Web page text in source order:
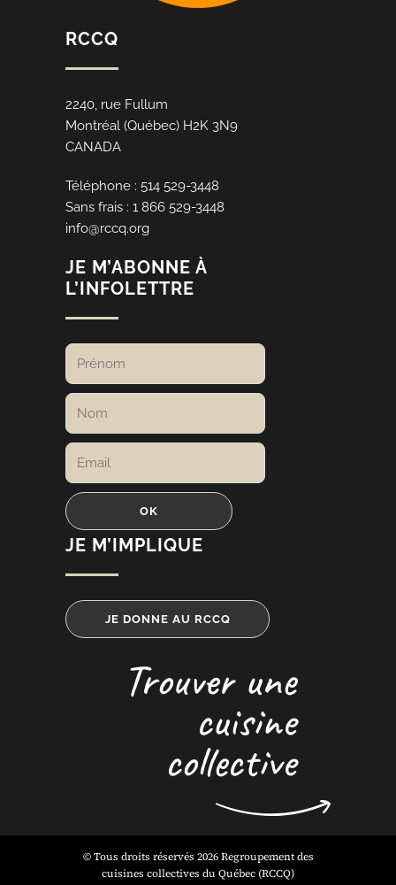
RCCQ
2240, rue Fullum
Montréal (Québec) H2K 3N9
CANADA
Téléphone : 514 529-3448
Sans frais : 1 866 529-3448
info@rccq.org
JE M’ABONNE À
L’INFOLETTRE
JE M’IMPLIQUE
JE DONNE AU RCCQ
Trouver une
cuisine
collective
© Tous droits réservés 2026 Regroupement des
cuisines collectives du Québec (RCCQ)